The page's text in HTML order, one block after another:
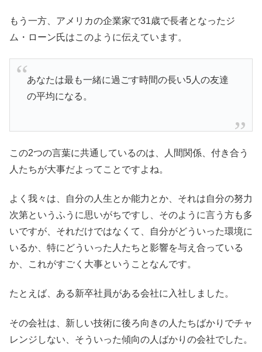
もう一方、アメリカの企業家で31歳で長者となったジ
ム・ローン氏はこのように伝えています。
あなたは最も一緒に過ごす時間の長い5人の友達
の平均になる。
この2つの言葉に共通しているのは、人間関係、付き合う
人たちが大事だよってことですよね。
よく我々は、自分の人生とか能力とか、それは自分の努力
次第というふうに思いがちですし、そのように言う方も多
いですが、それだけではなくて、自分がどういった環境に
いるか、特にどういった人たちと影響を与え合っている
か、これがすごく大事ということなんです。
たとえば、ある新卒社員がある会社に入社しました。
その会社は、新しい技術に後ろ向きの人たちばかりでチャ
レンジしない、そういった傾向の人ばかりの会社でした。